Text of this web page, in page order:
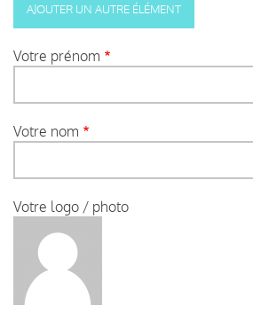
Votre prénom
Votre nom
Votre logo / photo